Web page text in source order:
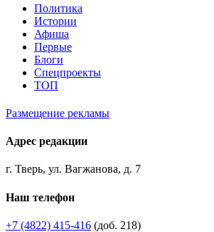
Политика
Истории
Афиша
Первые
Блоги
Спецпроекты
ТОП
Размещение рекламы
Адрес редакции
г. Тверь, ул. Вагжанова, д. 7
Наш телефон
+7 (4822) 415-416 (доб. 218)